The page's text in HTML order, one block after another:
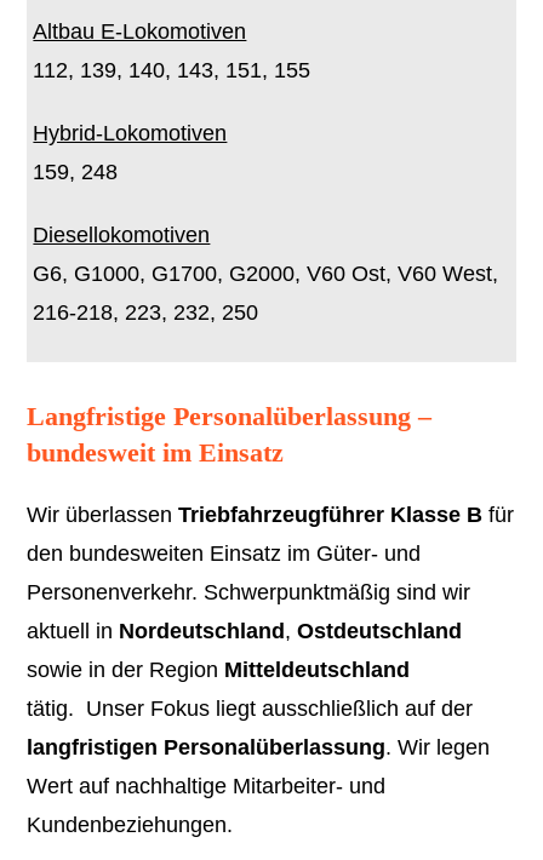
Altbau E-Lokomotiven
112, 139, 140, 143, 151, 155
Hybrid-Lokomotiven
159, 248
Diesellokomotiven
G6, G1000, G1700, G2000, V60 Ost, V60 West,
216-218, 223, 232, 250
Langfristige Personalüberlassung –
bundesweit im Einsatz
Wir überlassenTriebfahrzeugführer Klasse B für
den bundesweiten Einsatz im Güter- und
Personenverkehr. Schwerpunktmäßig sind wir
aktuell in Nordeutschland,Ostdeutschland
sowie in der Region Mitteldeutschland
tätig. Unser Fokus liegt ausschließlich auf der
langfristigen Personalüberlassung. Wir legen
Wert auf nachhaltige Mitarbeiter- und
Kundenbeziehungen.